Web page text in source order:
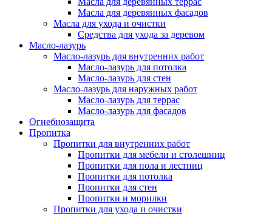
Масла для деревянных фасадов
Масла для ухода и очистки
Средства для ухода за деревом
Масло-лазурь
Масло-лазурь для внутренних работ
Масло-лазурь для потолка
Масло-лазурь для стен
Масло-лазурь для наружных работ
Масло-лазурь для террас
Масло-лазурь для фасадов
Огнебиозащита
Пропитка
Пропитки для внутренних работ
Пропитки для мебели и столешниц
Пропитки для пола и лестниц
Пропитки для потолка
Пропитки для стен
Пропитки и морилки
Пропитки для ухода и очистки